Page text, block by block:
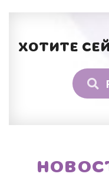
ХОТИТЕ